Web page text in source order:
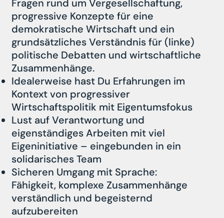
Fragen rund um Vergesellschaftung,
progressive Konzepte für eine
demokratische Wirtschaft und ein
grundsätzliches Verständnis für (linke)
politische Debatten und wirtschaftliche
Zusammenhänge.
Idealerweise hast Du Erfahrungen im
Kontext von progressiver
Wirtschaftspolitik mit Eigentumsfokus
Lust auf Verantwortung und
eigenständiges Arbeiten mit viel
Eigeninitiative – eingebunden in ein
solidarisches Team
Sicheren Umgang mit Sprache:
Fähigkeit, komplexe Zusammenhänge
verständlich und begeisternd
aufzubereiten